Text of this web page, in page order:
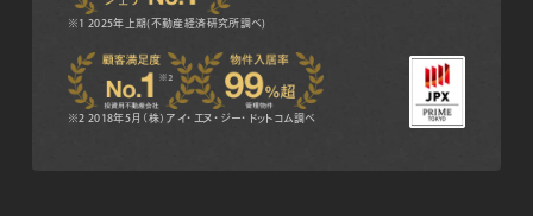
※1 2025年上期(不動産経済研究所調べ)
※2 2018年5月（株）アイ・エヌ・ジー・ドットコム調べ